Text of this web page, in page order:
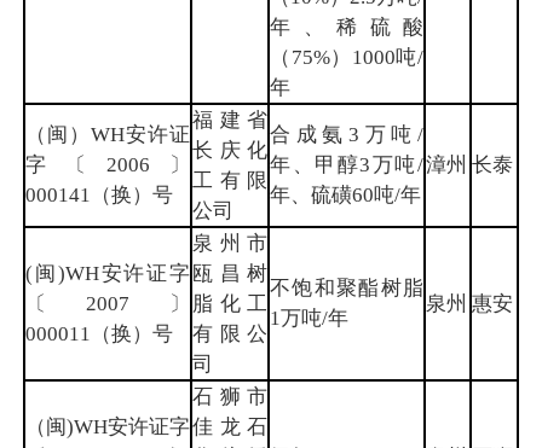
年、稀硫酸
（75%）1000吨/
年
（闽）WH安许证
字〔2006〕
000141（换）号
福建省
长庆化
工有限
公司
合成氨3万吨/
年、甲醇3万吨/
年、硫磺60吨/年
漳州 长泰
(闽)WH安许证字
〔2007〕
000011（换）号
泉州市
瓯昌树
脂化工
有限公
司
不饱和聚酯树脂
1万吨/年
泉州 惠安
（闽)WH安许证字
石狮市
佳龙石